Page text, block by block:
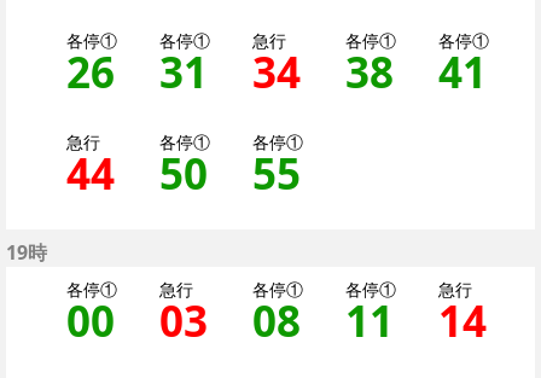
各停①
26 26分はつ 各停（二
各停①
31 31分はつ 各停
急行
34 34分はつ
各停①
38 38分
各停①
41
急行
44 44分はつ 急行大井町
各停①
50 50分はつ 各停
各停①
55
19時
各停①
00 0分はつ 各停（二子
急行
03 3分はつ 急行大
各停①
08 8分はつ
各停①
11 11分
急行
14